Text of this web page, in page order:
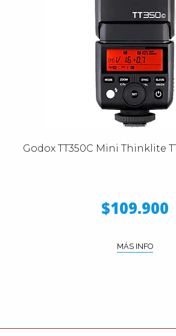
Godox TT350C Mini Thinklite
$109.900
MÁS INFO